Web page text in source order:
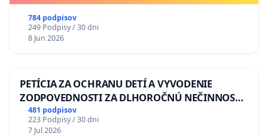
784 podpisov
249 Podpisy / 30 dni
8 Jun 2026
PETÍCIA ZA OCHRANU DETÍ A VYVODENIE
ZODPOVEDNOSTI ZA DLHOROČNÚ NEČINNOSŤ
A ZLYHANIE ŠTÁTU
481 podpisov
223 Podpisy / 30 dni
7 Jul 2026